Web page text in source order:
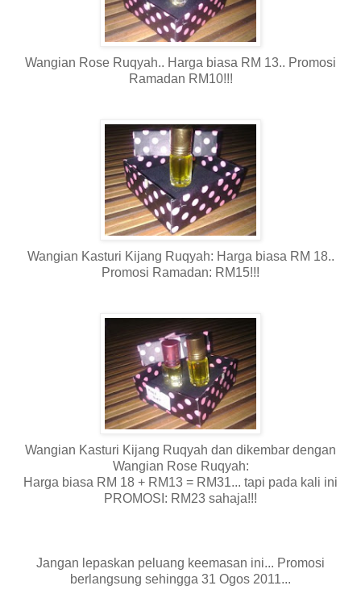
Wangian Rose Ruqyah.. Harga biasa RM 13.. Promosi
Ramadan RM10!!!
Wangian Kasturi Kijang Ruqyah: Harga biasa RM 18..
Promosi Ramadan: RM15!!!
Wangian Kasturi Kijang Ruqyah dan dikembar dengan
Wangian Rose Ruqyah:
Harga biasa RM 18 + RM13 = RM31... tapi pada kali ini
PROMOSI: RM23 sahaja!!!
Jangan lepaskan peluang keemasan ini... Promosi
berlangsung sehingga 31 Ogos 2011...